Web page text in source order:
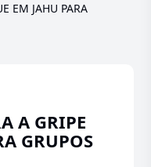
EM JAHU PARA
A GRIPE
GRUPOS